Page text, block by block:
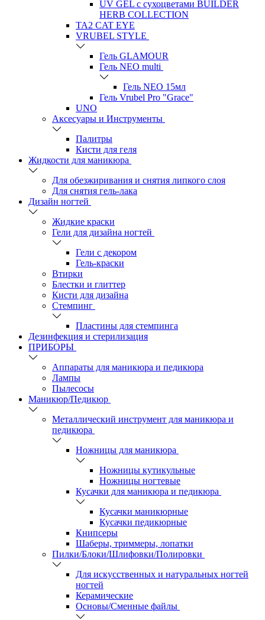
UV GEL с сухоцветами BUILDER
HERB COLLECTION
TA2 CAT EYE
VRUBEL STYLE
Гель GLAMOUR
Гель NEO multi
Гель NEO 15мл
Гель Vrubel Pro "Grace"
UNO
Аксесуары и Инструменты
Палитры
Кисти для геля
Жидкости для маникюра
Для обезжиривания и снятия липкого слоя
Для снятия гель-лака
Дизайн ногтей
Жидкие краски
Гели для дизайна ногтей
Гели с декором
Гель-краски
Втирки
Блестки и глиттер
Кисти для дизайна
Стемпинг
Пластины для стемпинга
Дезинфекция и стерилизация
ПРИБОРЫ
Аппараты для маникюра и педикюра
Лампы
Пылесосы
Маникюр/Педикюр
Металлический инструмент для маникюра и
педикюра
Ножницы для маникюра
Ножницы кутикульные
Ножницы ногтевые
Кусачки для маникюра и педикюра
Кусачки маникюрные
Кусачки педикюрные
Книпсеры
Шаберы, триммеры, лопатки
Пилки/Блоки/Шлифовки/Полировки
Для искусственных и натуральных ногтей
ногтей
Керамические
Основы/Сменные файлы